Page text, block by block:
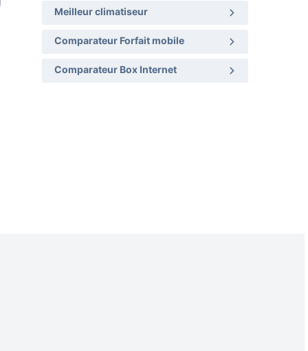
Meilleur climatiseur
Comparateur Forfait mobile
Comparateur Box Internet